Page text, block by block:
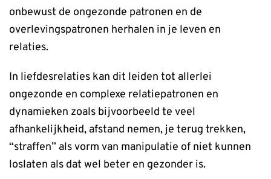
onbewust de ongezonde patronen en de
overlevingspatronen herhalen in je leven en
relaties.
In liefdesrelaties kan dit leiden tot allerlei
ongezonde en complexe relatiepatronen en
dynamieken zoals bijvoorbeeld te veel
afhankelijkheid, afstand nemen, je terug trekken,
“straffen” als vorm van manipulatie of niet kunnen
loslaten als dat wel beter en gezonder is.